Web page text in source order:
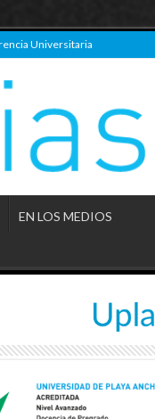
Universitaria
EN LOS MEDIOS